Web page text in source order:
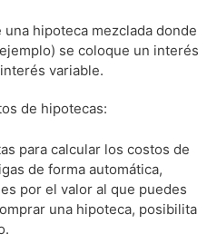
hipoteca mezclada donde
se coloque un interés
variable.
de hipotecas:
para calcular los costos de
de forma automática,
por el valor al que puedes
una hipoteca, posibilita